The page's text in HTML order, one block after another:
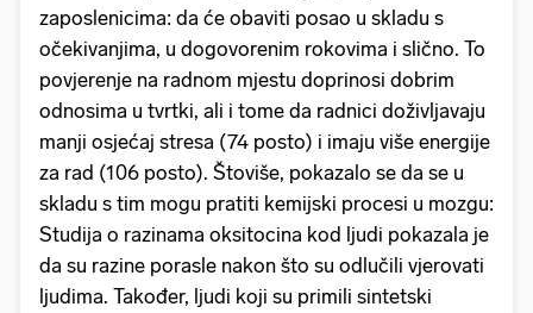
zaposlenicima: da će obaviti posao u skladu s
očekivanjima, u dogovorenim rokovima i slično. To
povjerenje na radnom mjestu doprinosi dobrim
odnosima u tvrtki, ali i tome da radnici doživljavaju
manji osjećaj stresa (74 posto) i imaju više energije
za rad (106 posto). Štoviše, pokazalo se da se u
skladu s tim mogu pratiti kemijski procesi u mozgu:
Studija o razinama oksitocina kod ljudi pokazala je
da su razine porasle nakon što su odlučili vjerovati
ljudima. Također, ljudi koji su primili sintetski